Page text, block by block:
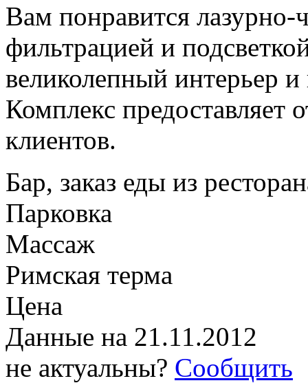
Вам понравится лазурно-
фильтрацией и
великолепный интерьер
Комплекс предоставляет
клиентов.
Бар, заказ еды из
Парковка
Массаж
Римская терма
Цена
Данные на 21.11.2012
не актуальны? Сообщить